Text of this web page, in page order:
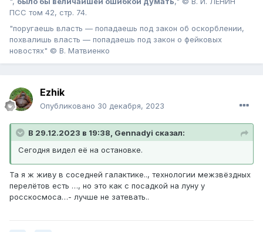
ПСС том 42, стр. 74.
"поругаешь власть — попадаешь под закон об оскорблении,
похвалишь власть — попадаешь под закон о фейковых
новостях" © В. Матвиенко
Ezhik
Опубликовано 30 декабря, 2023
В 29.12.2023 в 19:38, Gennadyi сказал:
Сегодня видел её на остановке.
Та я ж живу в соседней галактике.., технологии межзвёздных
перелётов есть …, но это как с посадкой на луну у
росскосмоса…- лучше не затевать..